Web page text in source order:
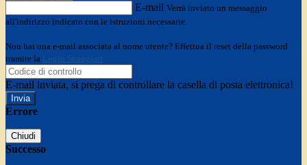
E-mail Verrà inviato un messaggio
all'indirizzo indicato con le istruzioni necessarie.
Non hai una e-mail associata al nome utente? Effettua il reset della password
tramite la Login Spaggiari
E-mail inviata, si prega di controllare la casella di posta elettronica!
Errore
Chiudi
Successo